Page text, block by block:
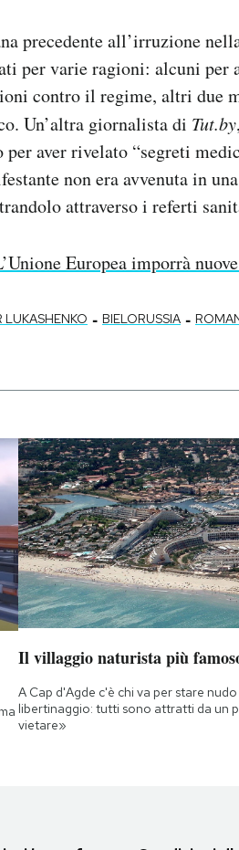
precedente all’irruzione
per varie ragioni: alcuni per
contro il regime, altri due
Un’altra giornalista di Tut.by
per aver rivelato “segreti
non era avvenuta in
attraverso i referti
Europea imporrà
LUKASHENKO - BIELORUSSIA -
Il villaggio naturista più
A Cap d'Agde c'è chi va per stare
libertinaggio: tutti sono attratti da un
vietare»